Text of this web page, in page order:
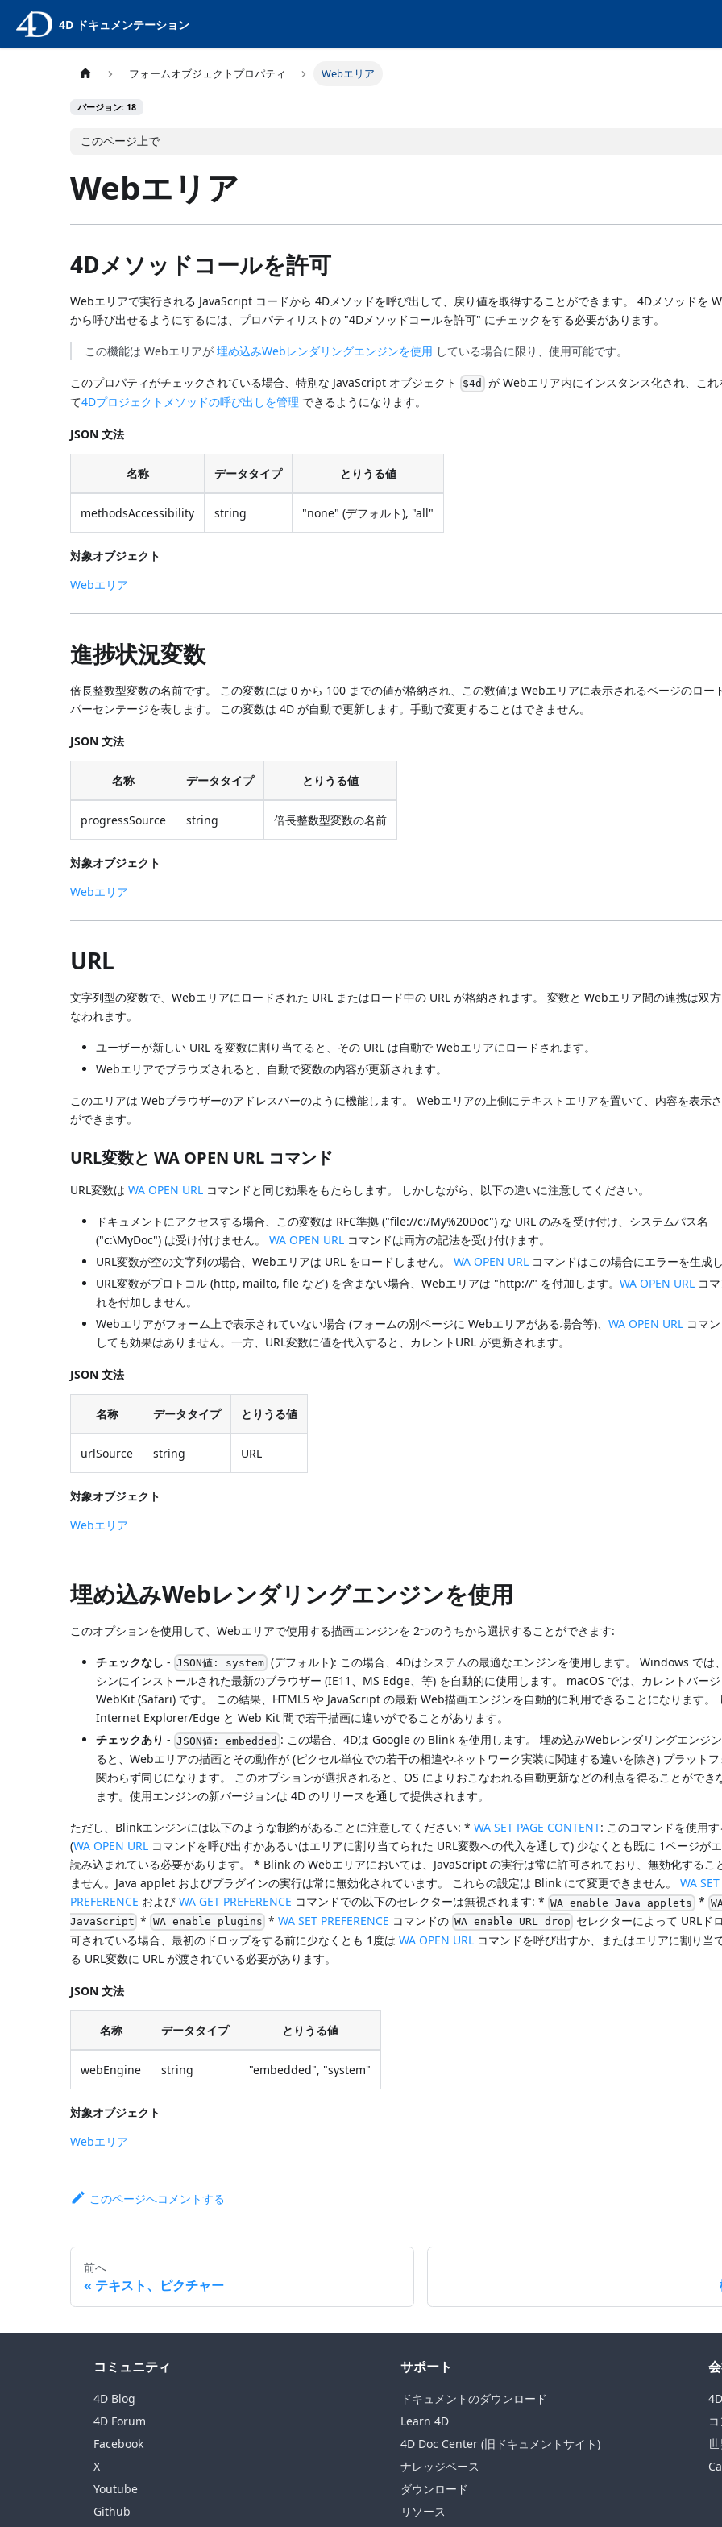
4D ドキュメンテーション
フォームオブジェクトプロパティ Webエリア
バージョン: 18
このページ上で
Webエリア
4Dメソッドコールを許可
Webエリアで実行される JavaScript コードから 4Dメソッドを呼び出して、戻り値を取得することができます。 4Dメソッドを
から呼び出せるようにするには、プロパティリストの "4Dメソッドコールを許可" にチェックをする必要があります。
この機能は Webエリアが埋め込みWebレンダリングエンジンを使用 している場合に限り、使用可能です。
このプロパティがチェックされている場合、特別な JavaScript オブジェクト $4d が Webエリア内にインスタンス化され、これ
て4Dプロジェクトメソッドの呼び出しを管理 できるようになります。
JSON 文法
名称 データタイプ とりうる値
methodsAccessibility string "none" (デフォルト), "all"
対象オブジェクト
Webエリア
進捗状況変数
倍長整数型変数の名前です。 この変数には 0 から 100 までの値が格納され、この数値は Webエリアに表示されるページのロー
パーセンテージを表します。 この変数は 4D が自動で更新します。手動で変更することはできません。
JSON 文法
名称 データタイプ とりうる値
progressSource string 倍長整数型変数の名前
対象オブジェクト
Webエリア
URL
文字列型の変数で、Webエリアにロードされた URL またはロード中の URL が格納されます。 変数と Webエリア間の連携は双方
なわれます。
ユーザーが新しい URL を変数に割り当てると、その URL は自動で Webエリアにロードされます。
Webエリアでブラウズされると、自動で変数の内容が更新されます。
このエリアは Webブラウザーのアドレスバーのように機能します。 Webエリアの上側にテキストエリアを置いて、内容を表示
ができます。
URL変数と WA OPEN URL コマンド
URL変数はWA OPEN URL コマンドと同じ効果をもたらします。 しかしながら、以下の違いに注意してください。
ドキュメントにアクセスする場合、この変数は RFC準拠 ("file://c:/My%20Doc") な URL のみを受け付け、システムパス名
("c:\MyDoc") は受け付けません。WA OPEN URL コマンドは両方の記法を受け付けます。
URL変数が空の文字列の場合、Webエリアは URL をロードしません。WA OPEN URL コマンドはこの場合にエラーを生成し
URL変数がプロトコル (http, mailto, file など) を含まない場合、Webエリアは "http://" を付加します。WA OPEN URL コ
れを付加しません。
Webエリアがフォーム上で表示されていない場合 (フォームの別ページに Webエリアがある場合等)、WA OPEN URL コマ
しても効果はありません。一方、URL変数に値を代入すると、カレントURL が更新されます。
JSON 文法
名称 データタイプ とりうる値
urlSource string URL
対象オブジェクト
Webエリア
埋め込みWebレンダリングエンジンを使用
このオプションを使用して、Webエリアで使用する描画エンジンを 2つのうちから選択することができます:
チェックなし - JSON値: system (デフォルト): この場合、4Dはシステムの最適なエンジンを使用します。 Windows では
シンにインストールされた最新のブラウザー (IE11、MS Edge、等) を自動的に使用します。 macOS では、カレントバー
WebKit (Safari) です。 この結果、HTML5 や JavaScript の最新 Web描画エンジンを自動的に利用できることになります。
Internet Explorer/Edge と Web Kit 間で若干描画に違いがでることがあります。
チェックあり - JSON値: embedded : この場合、4Dは Google の Blink を使用します。 埋め込みWebレンダリングエンジ
ると、Webエリアの描画とその動作が (ピクセル単位での若干の相違やネットワーク実装に関連する違いを除き) プラット
関わらず同じになります。 このオプションが選択されると、OS によりおこなわれる自動更新などの利点を得ることができ
ます。使用エンジンの新バージョンは 4D のリリースを通して提供されます。
ただし、Blinkエンジンには以下のような制約があることに注意してください: *WA SET PAGE CONTENT: このコマンドを使用す
(WA OPEN URL コマンドを呼び出すかあるいはエリアに割り当てられた URL変数への代入を通して) 少なくとも既に 1ページが
読み込まれている必要があります。 * Blink の Webエリアにおいては、JavaScript の実行は常に許可されており、無効化するこ
ません。Java applet およびプラグインの実行は常に無効化されています。 これらの設定は Blink にて変更できません。WA SET
PREFERENCE およびWA GET PREFERENCE コマンドでの以下のセレクターは無視されます: * WA enable Java applets *
JavaScript * WA enable plugins * WA SET PREFERENCE コマンドの WA enable URL drop セレクターによって URLド
可されている場合、最初のドロップをする前に少なくとも 1度はWA OPEN URL コマンドを呼び出すか、またはエリアに割り当
る URL変数に URL が渡されている必要があります。
JSON 文法
名称 データタイプ とりうる値
webEngine string "embedded", "system"
対象オブジェクト
Webエリア
このページへコメントする
前へ
テキスト、ピクチャー
コミュニティ
4D Blog
4D Forum
Facebook
X
Youtube
Github
サポート
ドキュメントのダウンロード
Learn 4D
4D Doc Center (旧ドキュメントサイト)
ナレッジベース
ダウンロード
リソース